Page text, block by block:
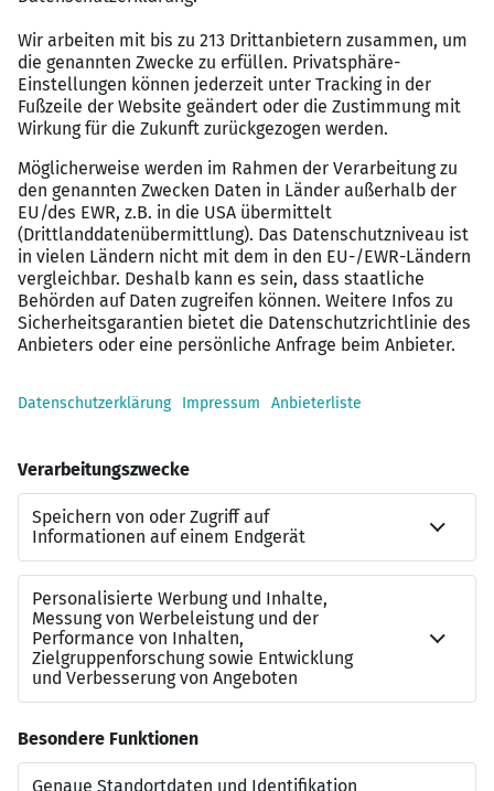
Schnelle Übernahme eines gewachsenen
Kundenstammes
Attraktives Provisionsmodell
Aus- und Weiterbildung
Flexible Arbeitsgestaltung
Großer Kundenstamm
Top IT-Ausstattung
Zusammenarbeit mit den Partnerbanken
Kontakt
Marc Zeiher
01522/ 2683218
marc.zeiher@schwaebisch-hall.de